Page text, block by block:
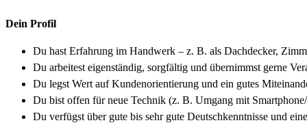
Dein Profil
Du hast Erfahrung im Handwerk – z. B. als Dachdecker,
Du arbeitest eigenständig, sorgfältig und übernimmst gerne
Du legst Wert auf Kundenorientierung und ein gutes
Du bist offen für neue Technik (z. B. Umgang mit
Du verfügst über gute bis sehr gute Deutschkenntnisse und